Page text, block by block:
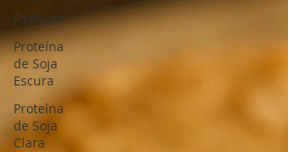
Psyllium
Proteína
de Soja
Escura
Proteína
de Soja
Clara